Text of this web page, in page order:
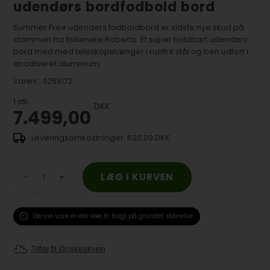
udendørs bordfodbold bord
Summer Free udendørs fodboldbord er sidste nye skud på
stammen fra Italienske Roberto. Et super holdbart udendørs
bord med med teleskopstænger i rustfrit stål og ben udført i
anodiseret aluminium.
Varenr.: 6258172
1 stk.
7.499,00 DKK
620,00 DKK
- +
Denne vare er der ikke fri fragt på grundet størrelse.
Tilføj til Ønskeskyen